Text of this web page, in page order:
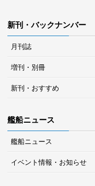
新刊・バックナンバー
月刊誌
増刊・別冊
新刊・おすすめ
艦船ニュース
艦船ニュース
イベント情報・お知らせ